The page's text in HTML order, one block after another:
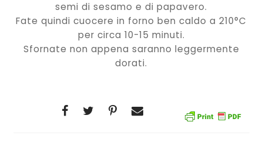
semi di sesamo e di papavero.
Fate quindi cuocere in forno ben caldo a 210°C
per circa 10-15 minuti.
Sfornate non appena saranno leggermente
dorati.